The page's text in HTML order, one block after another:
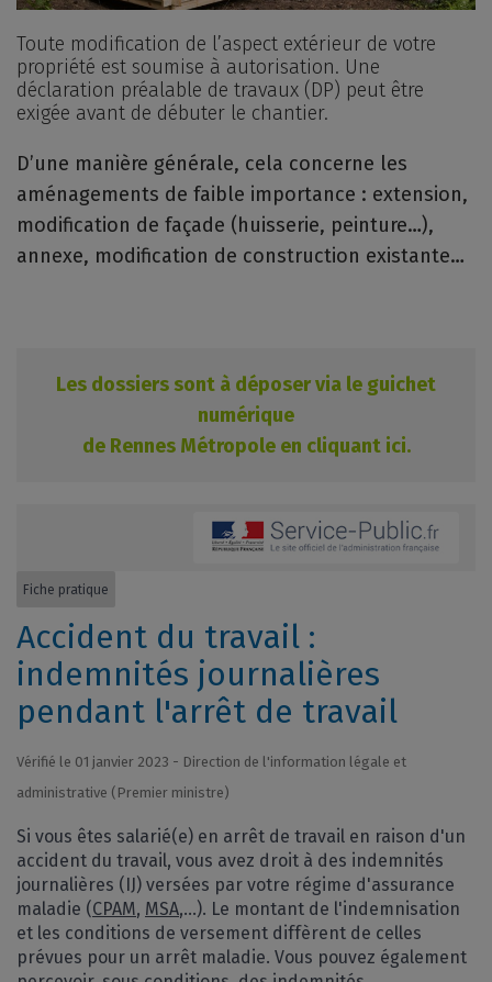
Toute modification de l’aspect extérieur de votre
propriété est soumise à autorisation. Une
déclaration préalable de travaux (DP) peut être
exigée avant de débuter le chantier.
D’une manière générale, cela concerne les
aménagements de faible importance : extension,
modification de façade (huisserie, peinture…),
annexe, modification de construction existante…
Les dossiers sont à déposer via le guichet
numérique
de Rennes Métropole en cliquant ici.
Fiche pratique
Accident du travail :
indemnités journalières
pendant l'arrêt de travail
Vérifié le 01 janvier 2023 - Direction de l'information légale et
administrative (Premier ministre)
Si vous êtes salarié(e) en arrêt de travail en raison d'un
accident du travail, vous avez droit à des indemnités
journalières (IJ) versées par votre régime d'assurance
maladie (CPAM, MSA,...). Le montant de l'indemnisation
et les conditions de versement diffèrent de celles
prévues pour un arrêt maladie. Vous pouvez également